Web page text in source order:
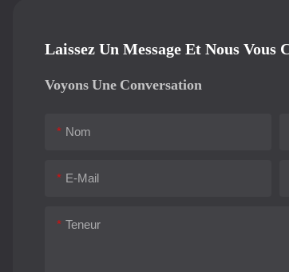
Laissez Un Message Et Nous Vous
Voyons Une Conversation
Nom
E-Mail
Teneur